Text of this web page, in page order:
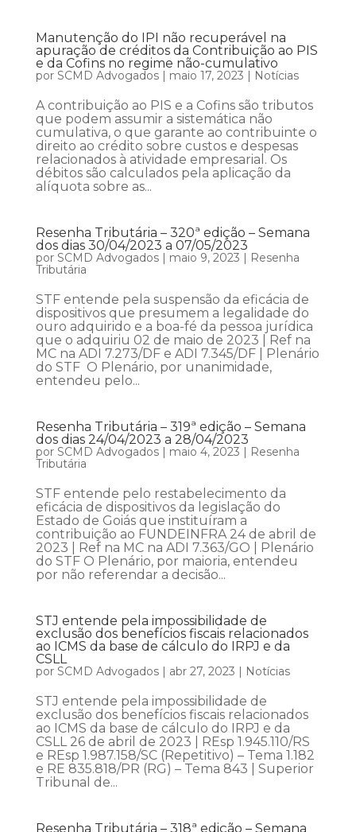
Manutenção do IPI não recuperável na
apuração de créditos da Contribuição ao PIS
e da Cofins no regime não-cumulativo
por SCMD Advogados| maio 17, 2023 | Notícias
A contribuição ao PIS e a Cofins são tributos
que podem assumir a sistemática não
cumulativa, o que garante ao contribuinte o
direito ao crédito sobre custos e despesas
relacionados à atividade empresarial. Os
débitos são calculados pela aplicação da
alíquota sobre as...
Resenha Tributária – 320ª edição – Semana
dos dias 30/04/2023 a 07/05/2023
por SCMD Advogados| maio 9, 2023 | Resenha
Tributária
STF entende pela suspensão da eficácia de
dispositivos que presumem a legalidade do
ouro adquirido e a boa-fé da pessoa jurídica
que o adquiriu 02 de maio de 2023 | Ref na
MC na ADI 7.273/DF e ADI 7.345/DF | Plenário
do STF O Plenário, por unanimidade,
entendeu pelo...
Resenha Tributária – 319ª edição – Semana
dos dias 24/04/2023 a 28/04/2023
por SCMD Advogados| maio 4, 2023 | Resenha
Tributária
STF entende pelo restabelecimento da
eficácia de dispositivos da legislação do
Estado de Goiás que instituíram a
contribuição ao FUNDEINFRA 24 de abril de
2023 | Ref na MC na ADI 7.363/GO | Plenário
do STF O Plenário, por maioria, entendeu
por não referendar a decisão...
STJ entende pela impossibilidade de
exclusão dos benefícios fiscais relacionados
ao ICMS da base de cálculo do IRPJ e da
CSLL
por SCMD Advogados| abr 27, 2023 | Notícias
STJ entende pela impossibilidade de
exclusão dos benefícios fiscais relacionados
ao ICMS da base de cálculo do IRPJ e da
CSLL 26 de abril de 2023 | REsp 1.945.110/RS
e REsp 1.987.158/SC (Repetitivo) – Tema 1.182
e RE 835.818/PR (RG) – Tema 843 | Superior
Tribunal de...
Resenha Tributária – 318ª edição – Semana